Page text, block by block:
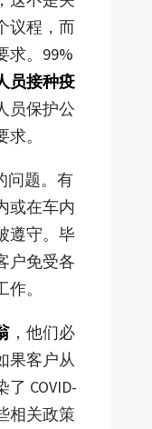
议程，而
求。99%
员接种疫
员保护公
。
问题。有
或在车内
遵守。毕
户免受各
。
，他们必
果客户从
COVID-
相关政策